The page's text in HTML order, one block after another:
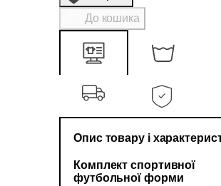
До кошика
Опис товару і
Комплект спортивної
футбольної форми